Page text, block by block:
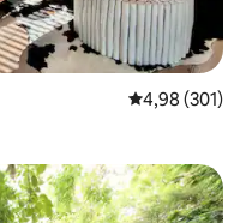
Note
4,98 (301)
plus aimés